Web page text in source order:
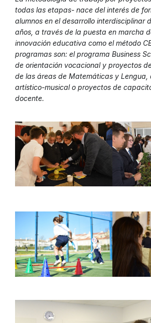
todas las etapas- nace del interés de
alumnos en el desarrollo interdisciplinar
años, a través de la puesta en marcha
innovación educativa como el método
programas son: el programa Business
de orientación vocacional y proyectos
de las áreas de Matemáticas y Lengua,
artístico-musical o proyectos de
docente.